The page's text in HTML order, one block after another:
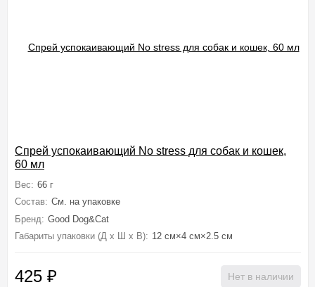
Спрей успокаивающий No stress для собак и кошек,
60 мл
Вес: 66 г
Состав: См. на упаковке
Бренд: Good Dog&Cat
Габариты упаковки (Д х Ш х В): 12 см×4 см×2.5 см
425 ₽ Нет в наличии